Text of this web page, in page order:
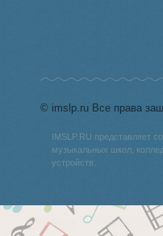
© imslp.ru Все права
IMSLP.RU представляет
музыкальных школ,
устройств.